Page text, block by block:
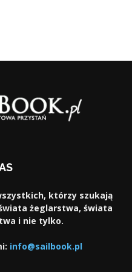
którzy szukają
żeglarstwa, świata
i nie tylko.
info@sailbook.pl